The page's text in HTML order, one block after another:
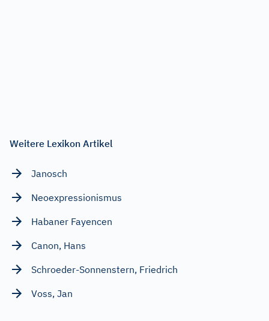
Weitere Lexikon Artikel
Janosch
Neoexpressionismus
Habaner Fayencen
Canon, Hans
Schroeder-Sonnenstern, Friedrich
Voss, Jan